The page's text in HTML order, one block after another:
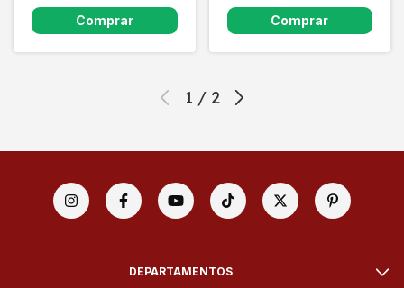
1 / 2
DEPARTAMENTOS